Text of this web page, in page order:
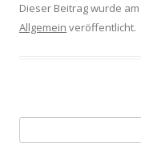
Dieser Beitrag wurde am
Allgemein veröffentlicht.
nach: